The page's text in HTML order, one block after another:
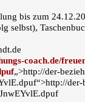
bis zum
selbst),
coach.de/
„>http://der-